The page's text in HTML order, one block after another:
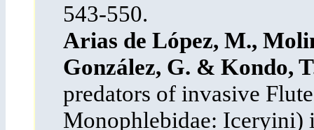
543-550.
Arias de López, M.,
González, G. & Kondo,
predators of invasive
Monophlebidae: Iceryini)